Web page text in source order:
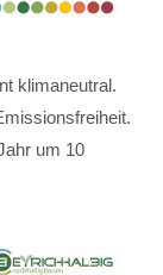
klimaneutral.
um 10